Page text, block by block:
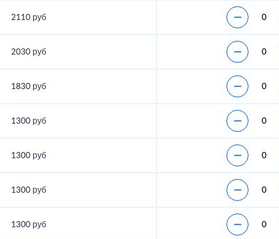
2110 руб
2030 руб
1830 руб
1300 руб
1300 руб
1300 руб
1300 руб